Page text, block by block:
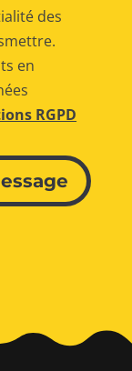
des
en
RGPD